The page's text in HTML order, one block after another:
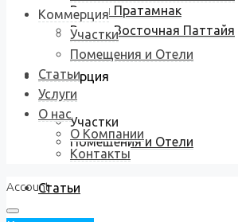
Виллы Пратамнак
Виллы Восточная Паттайя
Коммерция
Участки
Помещения и Отели
Статьи
Коммерция
Участки
Помещения и Отели
Статьи
Услуги
О нас
О Компании
Контакты
Account